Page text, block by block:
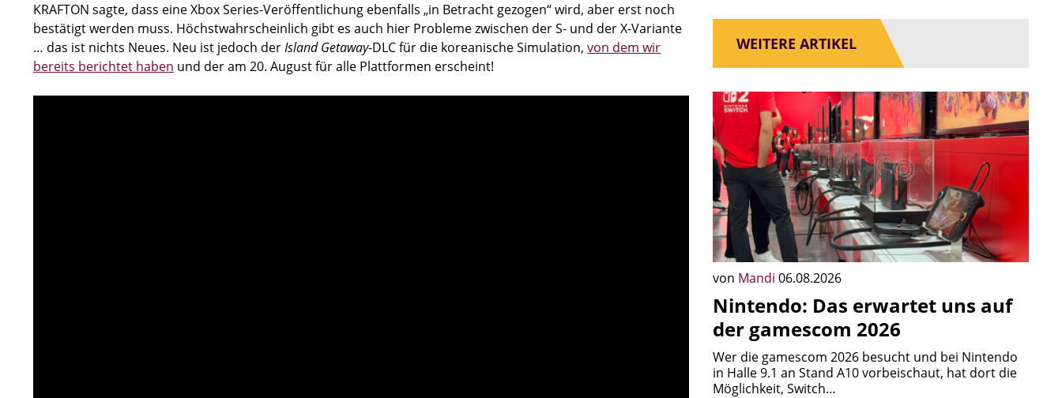
KRAFTON sagte, dass eine Xbox Series-Veröffentlichung ebenfalls „in Betracht gezogen“ wird, aber erst noch
bestätigt werden muss. Höchstwahrscheinlich gibt es auch hier Probleme zwischen der S- und der X-Variante
… das ist nichts Neues. Neu ist jedoch derIsland Getaway-DLC für die koreanische Simulation, von dem wir
bereits berichtet haben und der am 20. August für alle Plattformen erscheint!
WEITERE ARTIKEL
von Mandi 06.08.2026
Nintendo: Das erwartet uns auf
der gamescom 2026
Wer die gamescom 2026 besucht und bei Nintendo
in Halle 9.1 an Stand A10 vorbeischaut, hat dort die
Möglichkeit, Switch…